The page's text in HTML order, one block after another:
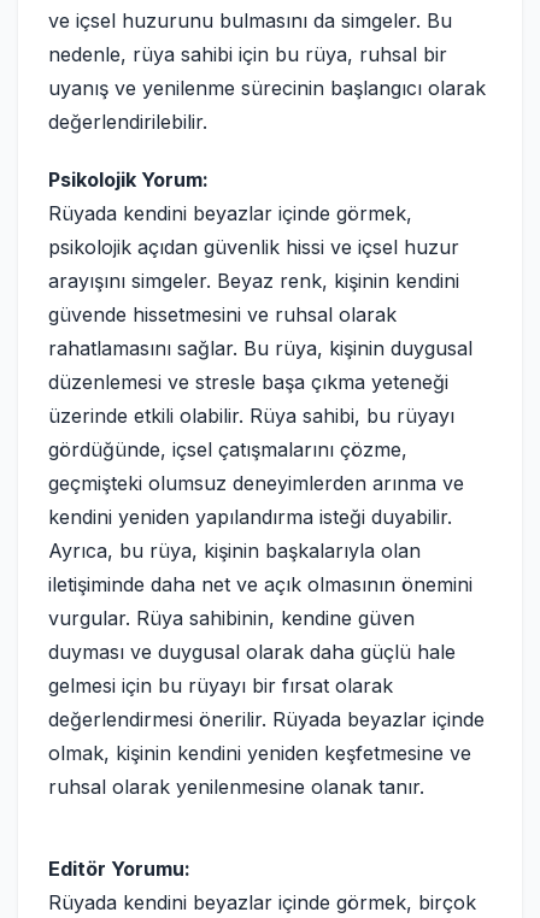
ve içsel huzurunu bulmasını da simgeler. Bu
nedenle, rüya sahibi için bu rüya, ruhsal bir
uyanış ve yenilenme sürecinin başlangıcı olarak
değerlendirilebilir.
Psikolojik Yorum:
Rüyada kendini beyazlar içinde görmek,
psikolojik açıdan güvenlik hissi ve içsel huzur
arayışını simgeler. Beyaz renk, kişinin kendini
güvende hissetmesini ve ruhsal olarak
rahatlamasını sağlar. Bu rüya, kişinin duygusal
düzenlemesi ve stresle başa çıkma yeteneği
üzerinde etkili olabilir. Rüya sahibi, bu rüyayı
gördüğünde, içsel çatışmalarını çözme,
geçmişteki olumsuz deneyimlerden arınma ve
kendini yeniden yapılandırma isteği duyabilir.
Ayrıca, bu rüya, kişinin başkalarıyla olan
iletişiminde daha net ve açık olmasının önemini
vurgular. Rüya sahibinin, kendine güven
duyması ve duygusal olarak daha güçlü hale
gelmesi için bu rüyayı bir fırsat olarak
değerlendirmesi önerilir. Rüyada beyazlar içinde
olmak, kişinin kendini yeniden keşfetmesine ve
ruhsal olarak yenilenmesine olanak tanır.
Editör Yorumu:
Rüyada kendini beyazlar içinde görmek, birçok